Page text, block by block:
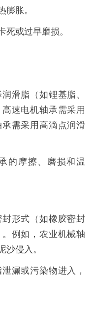
膨胀。
死或过早磨损。
滑脂（如锂基脂、
速电机轴承需采用
需采用高滴点润滑
的摩擦、磨损和温
形式（如橡胶密封
例如，农业机械轴
沙侵入。
漏或污染物进入，